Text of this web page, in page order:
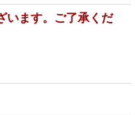
ます。ご了承くだ